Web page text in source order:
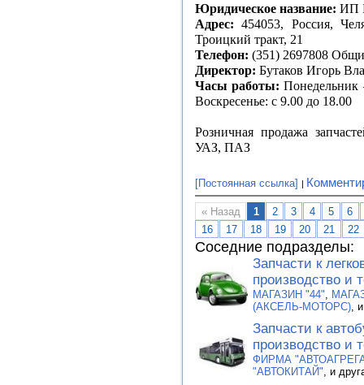
Юридическое название: ИП
Адрес: 454053, Россия,
Троицкий тракт, 21
Телефон: (351) 2697808
Директор: Бутаков Игорь
Часы работы:Понедельник
Воскресенье: с 9.00 до 18.00
Розничная продажа
УАЗ, ПАЗ
[Постоянная ссылка]
« Назад 1 2 3 4 5
6
16
17 18 19 20 21 22
Соседние подразделы:
Запчасти к
производство и
МАГАЗИН "44",
(АКСЕЛЬ-МОТОРС),
Запчасти к
производство и
ФИРМА
"АВТОКИТАЙ", и